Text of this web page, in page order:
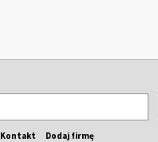
Kontakt Dodaj firmę